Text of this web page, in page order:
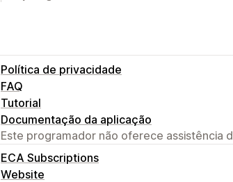
Política de privacidade
FAQ
Tutorial
Documentação da aplicação
Este programador não oferece assistência
ECA Subscriptions
Website